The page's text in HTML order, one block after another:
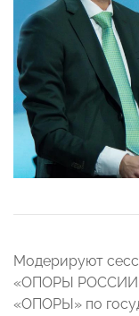
Модерируют
«ОПОРЫ
«ОПОРЫ» по